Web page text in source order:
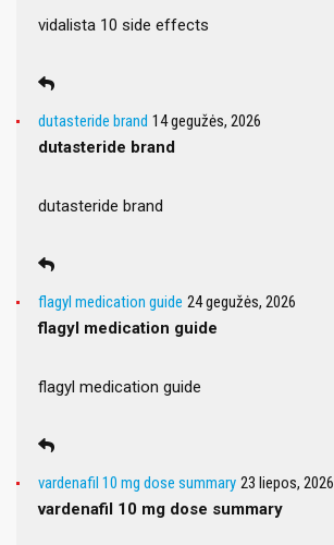
vidalista 10 side effects
dutasteride brand 14 gegužės, 2026
dutasteride brand
dutasteride brand
flagyl medication guide 24 gegužės, 2026
flagyl medication guide
flagyl medication guide
vardenafil 10 mg dose summary 23 liepos, 2026
vardenafil 10 mg dose summary